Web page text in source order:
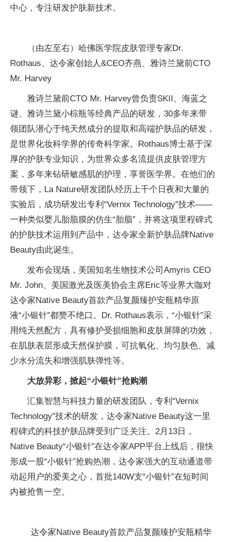
中心，专注研发护肤新技术。
（由左至右）哈佛医学院皮肤管理专家Dr.
Rothaus、达令家创始人&CEO齐燕、雅诗兰黛前CTO
Mr. Harvey
雅诗兰黛前CTO Mr. Harvey曾负责SKII、海蓝之
谜、雅诗兰黛小棕瓶等经典产品的研发，30多年来带
领团队潜心于纯天然成分的提取和高端护肤品的研发，
是世界化妆科学界的传奇科学家。Rothaus博士基于深
厚的护肤专业知识，为世界众多名流提供皮肤管理方
案，多年来钻研敏感肌的护理，享誉医学界。在他们的
带领下，La Nature研发团队经历上千个日夜和大量的
实验后，成功研发出专利“Vernix Technology”技术——
一种类似婴儿胎脂膜的仿生“胎脂”，并将这项里程碑式
的护肤技术运用到产品中，达令家全新护肤品牌Native
Beauty由此诞生。
发布会现场，美国知名生物技术公司Amyris CEO
Mr. John、美国激光及医美协会主席Eric等业界大咖对
达令家Native Beauty首款产品复颜臻护安瓶精华原
液“小银针”都赞不绝口。Dr. Rothaus表示，“小银针”采
用纯天然配方，具有修护受损细胞和皮肤屏障的功效，
在肌肤表层形成天然保护膜，可抗氧化、均匀肤色、减
少水分流失和增强肌肤弹性等。
大放异彩，掀起“小银针”抢购潮
汇集智慧与科技力量的研发团队，专利“Vernix
Technology”技术的研发，达令家Native Beauty这一里
程碑式的科技护肤品牌受到广泛关注。2月13日，
Native Beauty“小银针”在达令家APP平台上线后，很快
形成一股“小银针”抢购热潮，达令家强大的互动通道带
动起用户的爱美之心，首批140W支“小银针”在短时间
内被抢售一空。
达令家Native Beauty首款产品复颜臻护安瓶精华